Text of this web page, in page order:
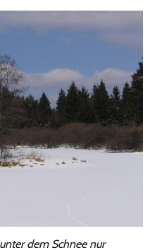
dem Schnee nur